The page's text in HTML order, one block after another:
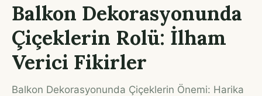
Balkon Dekorasyonunda
Çiçeklerin Rolü: İlham
Verici Fikirler
Balkon Dekorasyonunda Çiçeklerin Önemi: Harika